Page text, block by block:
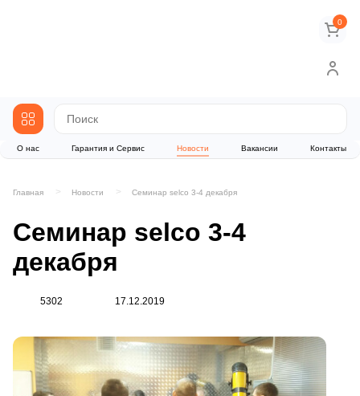
0
О нас Гарантия и Сервис Новости Вакансии Контакты
Главная Новости Семинар selco 3-4 декабря
Семинар selco 3-4
декабря
5302 17.12.2019